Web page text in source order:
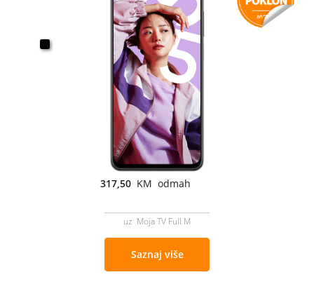
317,50 KM odmah
uz Moja TV Full M
Saznaj više